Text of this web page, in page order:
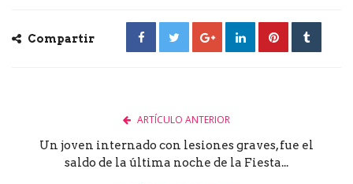
Compartir
ARTÍCULO ANTERIOR
Un joven internado con lesiones graves, fue el
saldo de la última noche de la Fiesta...